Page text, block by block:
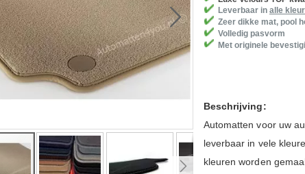
Leverbaar in alle
Zeer dikke mat, pool
Volledig pasvorm
Met originele
Beschrijving:
Automatten voor uw
leverbaar in vele
kleuren worden